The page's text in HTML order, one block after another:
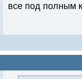
все под полным